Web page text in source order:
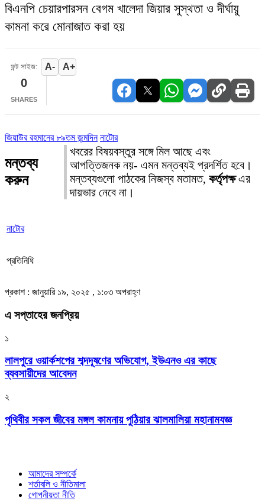
বিএনপি চেয়ারপারসন বেগম খালেদা জিয়ার সুস্থতা ও দীর্ঘায়ু
কামনা করে মোনাজাত করা হয়
ফন্ট সাইজ: A- A+
0
SHARES
জিয়াউর রহমানের ৮৯তম জন্মদিন নাটোর
মন্তব্য
করুন
খবরের বিষয়বস্তুর সঙ্গে মিল আছে এবং
আপত্তিজনক নয়- এমন মন্তব্যই প্রদর্শিত হবে।
মন্তব্যগুলো পাঠকের নিজস্ব মতামত, কর্তৃপক্ষএর
দায়ভার নেবে না।
নাটোর
প্রতিনিধি
প্রকাশ : জানুয়ারি ১৯, ২০২৫ , ১:০৩ অপরাহ্ণ
এ সপ্তাহের জনপ্রিয়
১
লালপুরে ওয়ার্কশপের শব্দদূষণের অভিযোগ, ইউএনও এর কাছে
ব্যবসায়ীদের আবেদন
২
পৃথিবীর সকল জীবের মঙ্গল কামনায় পুঠিয়ার ঝালমালিয়া মহানামযজ্ঞ
আমাদের সম্পর্কে
শর্তাবলি ও নীতিমালা
গোপনীয়তা নীতি